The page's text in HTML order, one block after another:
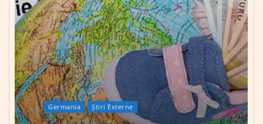
Germania Știri Externe